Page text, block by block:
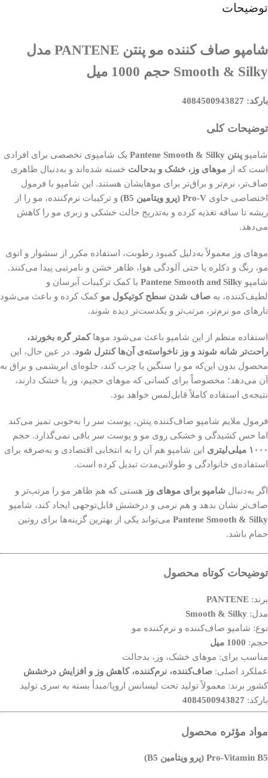
توضیحات
شامپو صاف کننده مو پنتن PANTENE مدل
Smooth & Silky حجم 1000 میل
بارکد: 4084500943827
توضیحات کلی
شامپو پنتن Pantene Smooth & Silky
یک شامپوی تخصصی برای افرادی
است که از موهای وز، خشک و بدحالت خسته شده‌اند و به‌دنبال ظاهری
صاف‌تر، نرم‌تر و براق‌تر برای موهایشان هستند. این شامپو با فرمول
اختصاصی حاوی Pro-V (پرو ویتامین B5)
و ترکیبات نرم‌کننده، مو را از
ریشه تا ساقه تغذیه کرده و به‌تدریج حالت خشکی و زبری مو را کاهش
می‌دهد.
موهای وز معمولاً به‌دلیل کمبود رطوبت، استفاده مکرر از سشوار و اتوی
مو، رنگ و دکلره یا حتی آلودگی هوا، ظاهر خشن و نامرتبی پیدا می‌کنند.
شامپو Pantene Smooth and Silky با کمک ترکیبات آبرسان و
لطیف‌کننده، به صاف شدن سطح کوتیکول مو کمک کرده و باعث می‌شود
تارهای مو نرم‌تر، مرتب‌تر و یکدست‌تر دیده شوند.
استفاده منظم از این شامپو باعث می‌شود موهاکمتر گره بخورند،
راحت‌تر شانه شوند و وز ناخواسته‌ی آن‌ها کنترل شود. در عین حال، این
محصول بدون این‌که مو را سنگین یا چرب کند، جلوه‌ای ابریشمی و براق به
آن می‌دهد؛ مخصوصاً برای کسانی که موهای حجیم، وز یا خشک دارند،
نتیجه‌ی استفاده کاملاً قابل‌لمس خواهد بود.
فرمول ملایم شامپو صاف‌کننده پنتن، پوست سر را به‌خوبی تمیز می‌کند
اما حس کشیدگی و خشکی روی مو و پوست سر باقی نمی‌گذارد. حجم
۱۰۰۰ میلی‌لیتری
این شامپو هم آن را به انتخابی اقتصادی و به‌صرفه برای
استفاده‌ی خانوادگی و طولانی‌مدت تبدیل کرده است.
اگر به‌دنبال شامپو برای موهای وز هستی که هم ظاهر مو را مرتب‌تر و
صاف‌تر نشان بدهد و هم نرمی و درخشش قابل‌توجهی ایجاد کند، شامپو
Pantene Smooth & Silky می‌تواند یکی از بهترین گزینه‌ها برای روتین
حمام باشد.
توضیحات کوتاه محصول
برند: PANTENE
مدل: Smooth & Silky
نوع: شامپو صاف‌کننده و نرم‌کننده مو
حجم: 1000 میل
مناسب برای: موهای خشک، وز، بدحالت
عملکرد اصلی: صاف‌کننده، نرم‌کننده، کاهش وز و افزایش درخشش
کشور برند: معمولاً تولید تحت لیسانس اروپا/مبدأ بسته به سری تولید
بارکد: 4084500943827
مواد مؤثره محصول
Pro‑Vitamin B5 (پرو ویتامین B5)